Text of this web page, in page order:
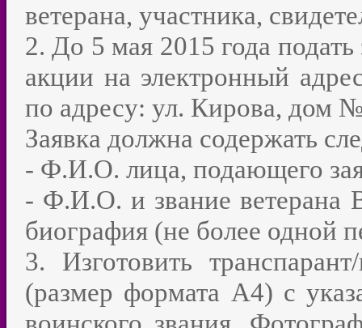
ветерана, участника,
2. До 5 мая 2015 года
акции на электронный
по адресу: ул. Кирова, дом
Заявка должна содержать
- Ф.И.О. лица, подающего
- Ф.И.О. и звание ветерана
биография (не более одной
3. Изготовить
(размер формата А4) с